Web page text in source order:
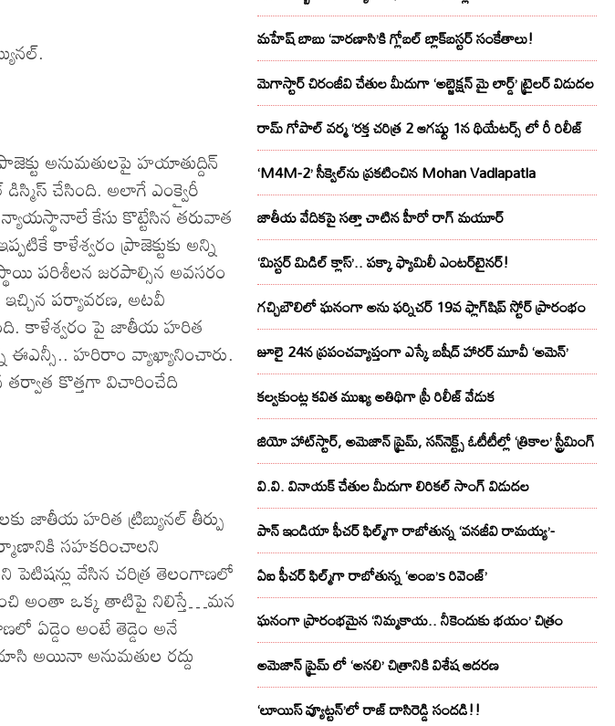
అనుమతులపై హయాతుద్దిన్
చేసింది. అలాగే ఎంక్వైరీ
కేసు కొట్టేసిన తరువాత
కాళేశ్వరం ప్రాజెక్టుకు అన్ని
పరిశీలన జరపాల్సిన అవసరం
ఇచ్చిన పర్యావరణ, అటవీ
కాళేశ్వరం పై జాతీయ హరిత
ఈఎన్సీ.. హరిరాం వ్యాఖ్యానించారు.
తర్వాత కొత్తగా విచారించేది
జాతీయ హరిత ట్రిబ్యునల్ తీర్పు
సహకరించాలని
పెటిషన్లు వేసిన చరిత్ర తెలంగాణలో
అంతా ఒక్క తాటిపై నిలిస్తే…మన
ఏడ్డెం అంటే తెడ్డెం అనే
అయినా అనుమతుల రద్దు
మహేష్ బాబు ‘వారణాసి’కి గ్లోబల్ బ్లాక్‌బస్టర్ సంకేతాలు!
మెగాస్టార్ చిరంజీవి చేతుల మీదుగా ‘అబ్జెక్ష‌న్ మై లార్డ్‌’ ట్రైల‌ర్ విడుద‌ల
రామ్ గోపాల్ వర్మ ‘రక్త చరిత్ర 2 ఆగష్టు 1న థియేటర్స్ లో రీ రిలీజ్
‘M4M-2’ సీక్వెల్‌ను ప్రకటించిన Mohan Vadlapatla
జాతీయ వేదికపై సత్తా చాటిన హీరో రాగ్ మయూర్‌
‘మిస్టర్ మిడిల్ క్లాస్’.. పక్కా ఫ్యామిలీ ఎంటర్‌టైనర్!
గచ్చిబౌలిలో ఘనంగా అను ఫర్నిచర్ 19వ ఫ్లాగ్‌షిప్ స్టోర్ ప్రారంభం
జూలై 24న ప్రపంచవ్యాప్తంగా ఎస్కే బషీద్‌ హారర్ మూవీ ‘అమెన్’
కల్వకుంట్ల కవిత ముఖ్య అతిథిగా ప్రీ రిలీజ్ వేడుక
జియో హాట్‌స్టార్, అమెజాన్ ప్రైమ్, సన్‌నెక్ట్స్ ఓటీటీల్లో ‘త్రికాల’ స్ట్రీమింగ్
వి.వి. వినాయక్ చేతుల మీదుగా లిరికల్ సాంగ్ విడుదల
పాన్ ఇండియా ఫీచర్ ఫిల్మ్‌గా రాబోతున్న ‘వనజీవి రామయ్య’-
ఏఐ ఫీచర్ ఫిల్మ్‌గా రాబోతున్న ‘అంబ’s రివెంజ్’
ఘనంగా ప్రారంభమైన ‘నిమ్మకాయ.. నీకెందుకు భయం’ చిత్రం
అమెజాన్ ప్రైమ్ లో ‘అనలి’ చిత్రానికి విశేష ఆదరణ
‘లూయిస్ వ్యూట్టన్’లో రాజ్ దాసిరెడ్డి సందడి!!